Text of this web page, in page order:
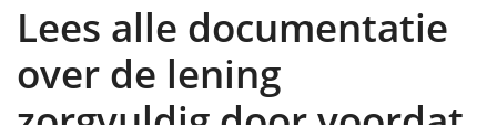
Lees alle documentatie
over de lening